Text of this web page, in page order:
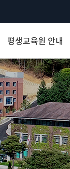
평생교육원 안내